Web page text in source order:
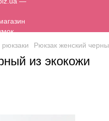
рюкзаки Рюкзак женский
из экокожи